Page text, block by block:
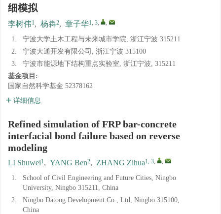
细模拟
李树伟1, 杨犇2, 章子华1, 3, ,
1.
宁波大学土木工程与未来城市学院, 浙江宁波 315211
2.
宁波大通开发有限公司, 浙江宁波 315100
3.
宁波市能源地下结构重点实验室, 浙江宁波, 315211
基金项目:
国家自然科学基金 52378162
详细信息
Refined simulation of FRP bar-concrete
interfacial bond failure based on reverse
modeling
LI Shuwei1, YANG Ben2, ZHANG Zihua1, 3, ,
1.
School of Civil Engineering and Future Cities, Ningbo
University, Ningbo 315211, China
2.
Ningbo Datong Development Co., Ltd, Ningbo 315100,
China